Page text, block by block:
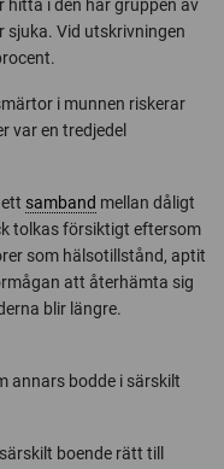
hitta i den här gruppen av
sjuka. Vid utskrivningen
i munnen riskerar
var en tredjedel
samband mellan dåligt
tolkas försiktigt eftersom
som hälsotillstånd, aptit
att återhämta sig
blir längre.
annars bodde i särskilt
boende rätt till